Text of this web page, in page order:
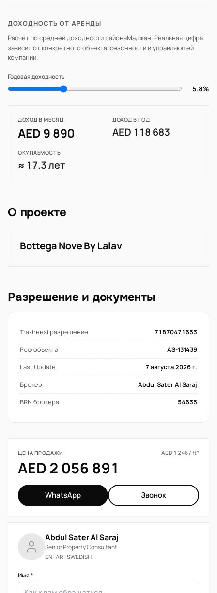
ДОХОДНОСТЬ ОТ АРЕНДЫ
Расчёт по средней доходности районаМаджан. Реальная цифра
зависит от конкретного объекта, сезонности и управляющей
компании.
Годовая доходность
5.8%
ДОХОД В МЕСЯЦ
AED 9 890
ДОХОД В ГОД
AED 118 683
ОКУПАЕМОСТЬ
≈ 17.3 лет
О проекте
Bottega Nove By Lalav
Разрешение и документы
Trakheesi разрешение
71870471653
Реф объекта
AS-131439
Last Update
7 августа 2026 г.
Брокер
Abdul Sater Al Saraj
BRN брокера
54635
ЦЕНА ПРОДАЖИ AED 1 246 / ft²
AED 2 056 891
WhatsApp Звонок
Abdul Sater Al Saraj
Senior Property Consultant
EN · AR · SWEDISH
Имя*